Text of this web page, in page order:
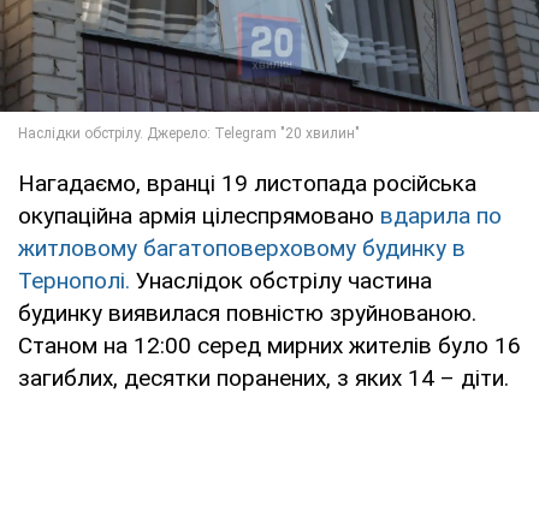
Нагадаємо, вранці 19 листопада російська
окупаційна армія цілеспрямовано вдарила по
житловому багатоповерховому будинку в
Тернополі. Унаслідок обстрілу частина
будинку виявилася повністю зруйнованою.
Станом на 12:00 серед мирних жителів було 16
загиблих, десятки поранених, з яких 14 – діти.